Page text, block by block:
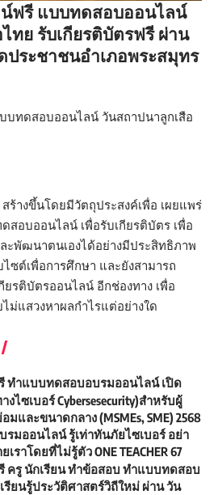
ฟรี แบบทดสอบออนไลน์
ทย รับเกียรติบัตรฟรี ผ่าน
ระชาชนอำเภอพระสมุทร
บทดสอบออนไลน์ วันสถาปนาลูกเสือ
ร้างขึ้นโดยมีวัตถุประสงค์เพื่อ เผยแพร่
สอบออนไลน์ เพื่อรับเกียรติบัตร เพื่อ
ะพัฒนาตนเองได้อย่างมีประสิทธิภาพ
ซต์เพื่อการศึกษา และยังสามารถ
รติบัตรออนไลน์ อีกช่องทาง เพื่อ
แสวงหาผลกำไรแต่อย่างใด
ทำแบบทดสอบอบรมออนไลน์ เปิด
ไซเบอร์ Cybersesecurity)สำหรับผู้
และขนาดกลาง (MSMEs, SME) 2568
รมออนไลน์​ รู้เท่าทันภัยไซเบอร์ อย่า
ราโดยที่ไม่รู้ตัว ONE TEACHER 67
ครู นักเรียน ทำข้อสอบ ทำแบบทดสอบ
ยนรู้ประวัติศาสตร์วิถีใหม่ ผ่าน วัน